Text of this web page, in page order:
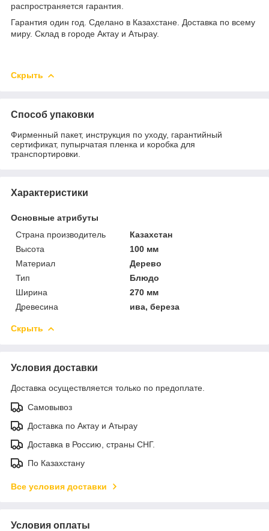
распространяется гарантия.
Гарантия один год. Сделано в Казахстане. Доставка по всему
миру. Склад в городе Актау и Атырау.
Скрыть
Способ упаковки
Фирменный пакет, инструкция по уходу, гарантийный
сертификат, пупырчатая пленка и коробка для
транспортировки.
Характеристики
Основные атрибуты
Страна производитель
Казахстан
Высота
100 мм
Материал
Дерево
Тип
Блюдо
Ширина
270 мм
Древесина
ива, береза
Скрыть
Условия доставки
Доставка осуществляется только по предоплате.
Самовывоз
Доставка по Актау и Атырау
Доставка в Россию, страны СНГ.
По Казахстану
Все условия доставки
Условия оплаты